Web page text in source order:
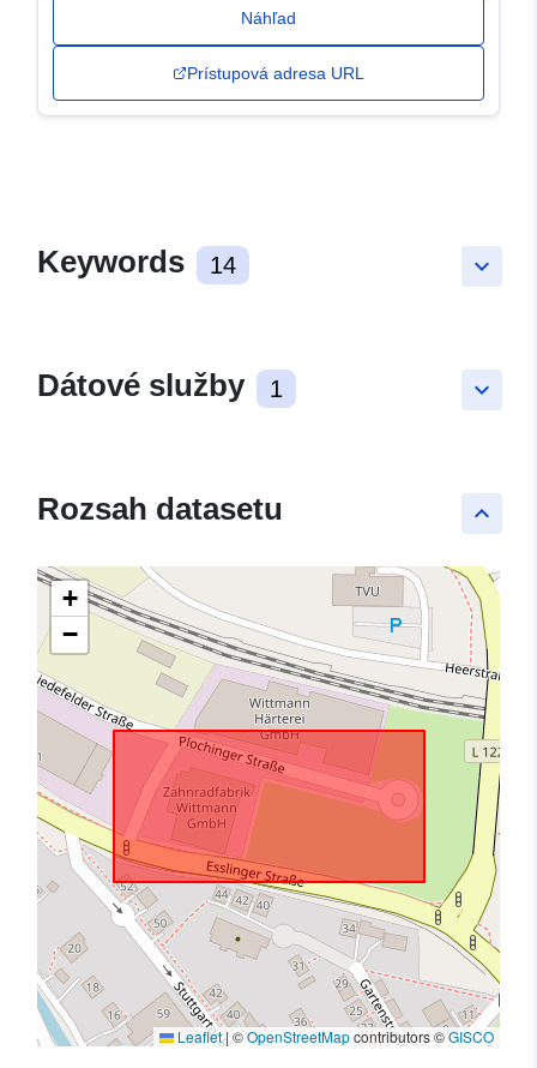
Náhľad
Prístupová adresa URL
keyboard_arrow_down
Keywords 14
keyboard_arrow_down
Dátové služby 1
keyboard_arrow_up
Rozsah datasetu
+
−
Leaflet|©OpenStreetMapcontributors ©GISCO